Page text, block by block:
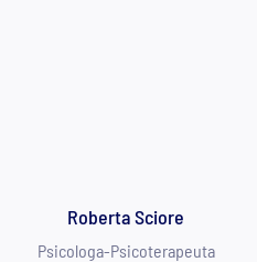
Roberta Sciore
Psicologa-Psicoterapeuta